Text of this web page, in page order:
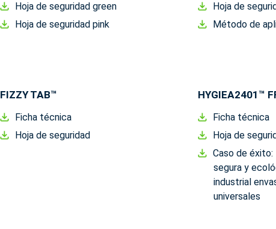
Hoja de seguridad green
Hoja de seguridad pink
Hoja de
Método de
FIZZY TAB™
Ficha técnica
Hoja de seguridad
HYGIEA2401™
Ficha técnica
Hoja de
Caso de éxito:
segura y
industrial
universales